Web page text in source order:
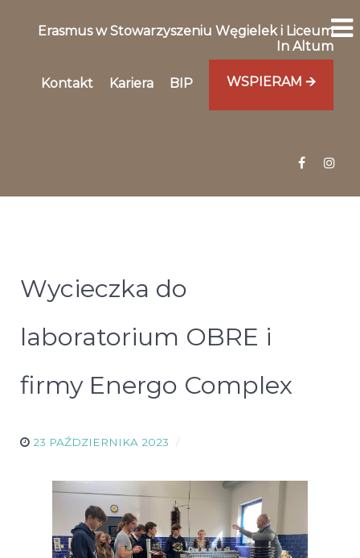
Erasmus w Stowarzyszeniu Węgielek i Liceum
In Altum
Kontakt Kariera BIP WSPIERAM 🡪
Wycieczka do
laboratorium OBRE i
firmy Energo Complex
23 PAŹDZIERNIKA 2023